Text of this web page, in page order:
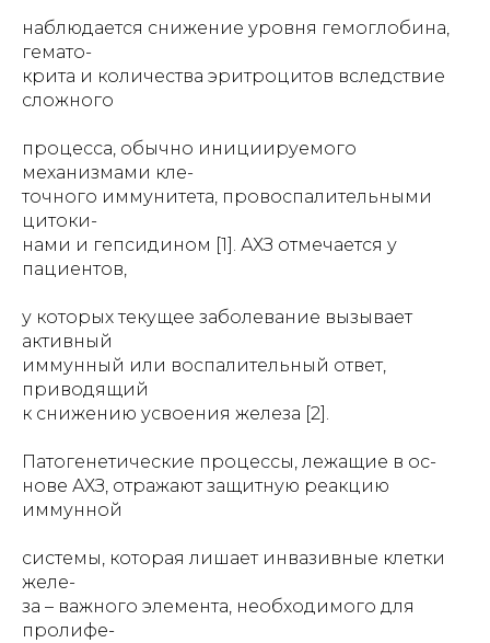
наблюдается снижение уровня гемоглобина,
гемато-
крита и количества эритроцитов вследствие
сложного
процесса, обычно инициируемого
механизмами кле-
точного иммунитета, провоспалительными
цитоки-
нами и гепсидином [1]. АХЗ отмечается у
пациентов,
у которых текущее заболевание вызывает
активный
иммунный или воспалительный ответ,
приводящий
к снижению усвоения железа [2].
Патогенетические процессы, лежащие в ос-
нове АХЗ, отражают защитную реакцию
иммунной
системы, которая лишает инвазивные клетки
желе-
за – важного элемента, необходимого для
пролифе-